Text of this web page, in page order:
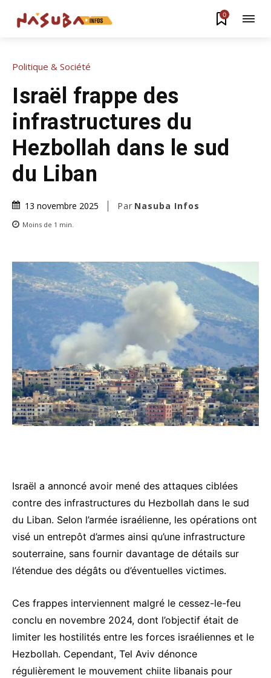
0
Politique & Société
Israël frappe des
infrastructures du
Hezbollah dans le sud
du Liban
13 novembre 2025 Par Nasuba Infos
Moins de 1 min.
Israël a annoncé avoir mené des attaques ciblées
contre des infrastructures du Hezbollah dans le sud
du Liban. Selon l’armée israélienne, les opérations ont
visé un entrepôt d’armes ainsi qu’une infrastructure
souterraine, sans fournir davantage de détails sur
l’étendue des dégâts ou d’éventuelles victimes.
Ces frappes interviennent malgré le cessez-le-feu
conclu en novembre 2024, dont l’objectif était de
limiter les hostilités entre les forces israéliennes et le
Hezbollah. Cependant, Tel Aviv dénonce
régulièrement le mouvement chiite libanais pour